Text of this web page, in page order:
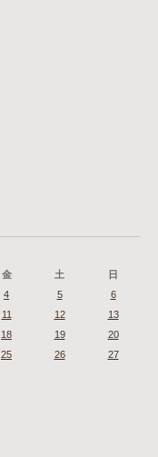
金 土
日
4 5
6
11 12
13
18 19
20
25 26
27